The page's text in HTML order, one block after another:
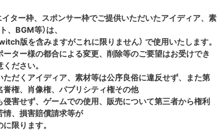
ター枠、 スポンサー枠でご提供いただいたアイディア、素
、BGM等）は、
版を含みますがこれに限りません） で使用いたします。
ター様の都合による変更、 削除等のご要望はお受けでき
ださい。
ただくアイディア、素材等は公序良俗に違反せず、 また第
誉権、肖像権、パブリシティ権その他
害せず、ゲームでの使用、 販売について第三者から権利
、 損害賠償請求等が
限ります。